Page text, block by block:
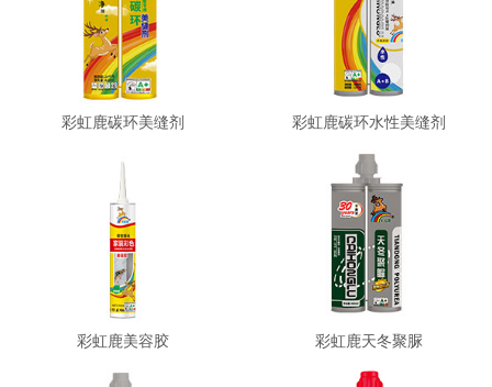
彩虹鹿碳环美缝剂 彩虹鹿碳环水性美缝剂
彩虹鹿美容胶 彩虹鹿天冬聚脲